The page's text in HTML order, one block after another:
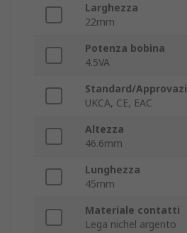
Larghezza
22mm
Potenza bobina
4.5VA
Standard/
UKCA, CE, EAC
Altezza
46.6mm
Lunghezza
45mm
Materiale contatti
Lega nichel argento